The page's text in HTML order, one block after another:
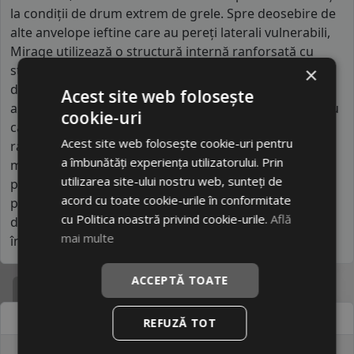
la condiții de drum extrem de grele. Spre deosebire de
alte anvelope ieftine care au pereți laterali vulnerabili,
Mirage utilizează o structură internă ranforsată cu
straturi suplimentare de nylon, ceea ce previne
deformările cauzate de impactul cu gropile. De
asemenea, se distinge prin designul benzii de rulare cu
caneluri largi, special concepute pentru o evacuare
rapidă a apei și a noroiului, oferind o tracțiune peste
medie în condiții meteo nefavorabile. Este un brand
pragmatic, care oferă o durată de viață ridicată a
produsului, fiind extrem de popular printre posesorii
de vehicule utilitare care au nevoie de o anvelopă de
încredere ce nu necesită investiții frecvente.
Specificatii
Valoare
×
Acest site web folosește
cookie-uri
Acest site web folosește cookie-uri pentru
a îmbunătăți experiența utilizatorului. Prin
utilizarea site-ului nostru web, sunteți de
acord cu toate cookie-urile în conformitate
cu Politica noastră privind cookie-urile.Află
mai multe
ACCEPTĂ TOATE
REFUZĂ TOT